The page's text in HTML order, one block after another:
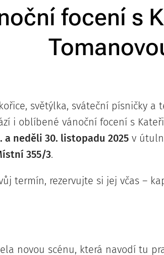
focení s
světýlka, sváteční písničky a
i oblíbené vánoční focení s
a neděli 30. listopadu 2025 v
355/3.
termín, rezervujte si jej včas –
novou scénu, která navodí tu